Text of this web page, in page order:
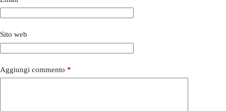
Sito web
Aggiungi commento *